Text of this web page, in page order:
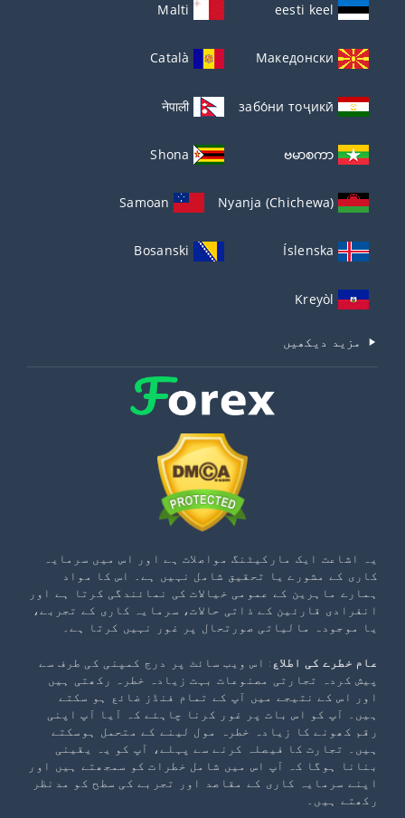
eesti keel
Malti
Македонски
Català
забо́ни тоҷикӣ́
नेपाली
ဗမာစကာ
Shona
Nyanja (Chichewa)
Samoan
Íslenska
Bosanski
Kreyòl
مزید دیکھیں
یہ اشاعت ایک مارکیٹنگ مواصلات ہے اور اس میں سرمایہ
کاری کے مشورے یا تحقیق شامل نہیں ہے۔ اس کا مواد
ہمارے ماہرین کے عمومی خیالات کی نمائندگی کرتا ہے اور
انفرادی قارئین کے ذاتی حالات، سرمایہ کاری کے تجربے،
یا موجودہ مالیاتی صورتحال پر غور نہیں کرتا ہے۔
عام خطرے کی اطلاع : اس ویب سائٹ پر درج کمپنی کی طرف سے
پیش کردہ تجارتی مصنوعات بہت زیادہ خطرہ رکھتی ہیں
اور اس کے نتیجے میں آپ کے تمام فنڈز ضائع ہو سکتے
ہیں۔ آپ کو اس بات پر غور کرنا چاہئے کہ آیا آپ اپنی
رقم کھونے کا زیادہ خطرہ مول لینے کے متحمل ہوسکتے
ہیں۔ تجارت کا فیصلہ کرنے سے پہلے، آپ کو یہ یقینی
بنانا ہوگا کہ آپ اس میں شامل خطرات کو سمجھتے ہیں اور
اپنے سرمایہ کاری کے مقاصد اور تجربے کی سطح کو مدنظر
رکھتے ہیں۔